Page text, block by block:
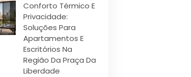
Conforto Térmico E
Privacidade:
Soluções Para
Apartamentos E
Escritórios Na
Região Da Praça Da
Liberdade